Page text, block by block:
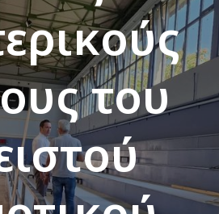
του